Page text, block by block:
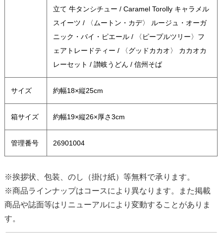
立て 牛タンシチュー / Caramel Torolly キャラメル
スイーツ / 〈ムートン・カデ〉 ルージュ・オーガ
ニック・バイ・ピエール / 〈ピープルツリー〉フ
ェアトレードティー / 〈グッドカカオ〉 カカオカ
レーセット / 讃岐うどん / 信州そば
サイズ 約幅18×縦25cm
箱サイズ 約幅19×縦26×厚さ3cm
管理番号 26901004
※挨拶状、包装、のし（掛け紙）等無料で承ります。
※商品ラインナップはコースにより異なります。また掲載
商品や誌面等はリニューアルにより変動することがありま
す。